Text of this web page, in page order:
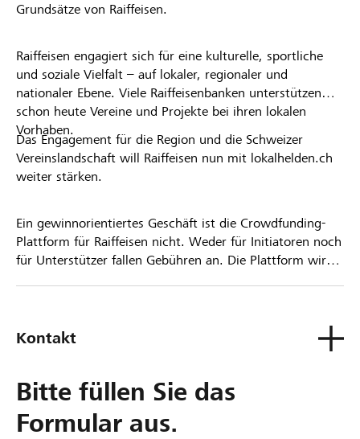
Grundsätze von Raiffeisen.
Raiffeisen engagiert sich für eine kulturelle, sportliche
und soziale Vielfalt – auf lokaler, regionaler und
nationaler Ebene. Viele Raiffeisenbanken unterstützen
schon heute Vereine und Projekte bei ihren lokalen
Vorhaben.
Das Engagement für die Region und die Schweizer
Vereinslandschaft will Raiffeisen nun mit lokalhelden.ch
weiter stärken.
Ein gewinnorientiertes Geschäft ist die Crowdfunding-
Plattform für Raiffeisen nicht. Weder für Initiatoren noch
für Unterstützer fallen Gebühren an. Die Plattform wird
Kontakt
Bitte füllen Sie das
Formular aus.